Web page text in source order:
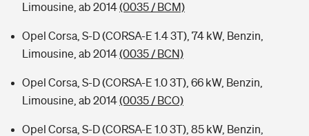
Limousine, ab 2014(0035 / BCM)
Opel Corsa, S-D (CORSA-E 1.4 3T), 74 kW, Benzin,
Limousine, ab 2014(0035 / BCN)
Opel Corsa, S-D (CORSA-E 1.0 3T), 66 kW, Benzin,
Limousine, ab 2014(0035 / BCO)
Opel Corsa, S-D (CORSA-E 1.0 3T), 85 kW, Benzin,